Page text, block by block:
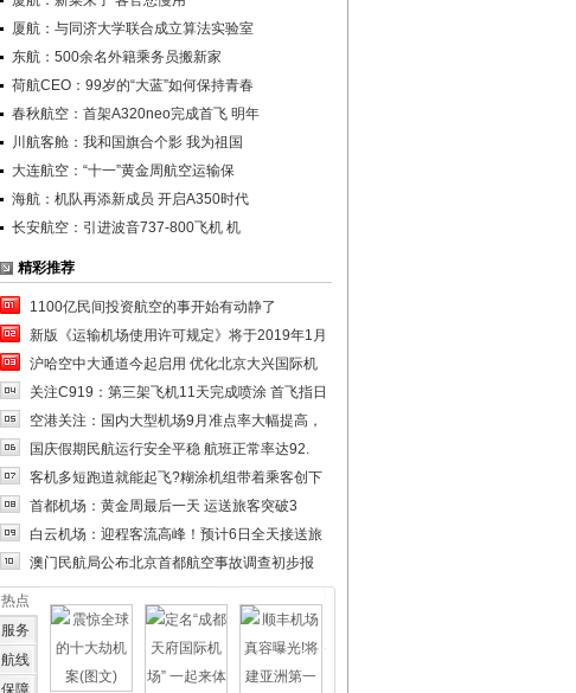
厦航：与同济大学联合成立算法实验室
东航：500余名外籍乘务员搬新家
荷航CEO：99岁的“大蓝”如何保持青春
春秋航空：首架A320neo完成首飞 明年
川航客舱：我和国旗合个影 我为祖国
大连航空：“十一”黄金周航空运输保
海航：机队再添新成员 开启A350时代
长安航空：引进波音737-800飞机 机
精彩推荐
1100亿民间投资航空的事开始有动静了
新版《运输机场使用许可规定》将于2019年1月
沪哈空中大通道今起启用 优化北京大兴国际机
关注C919：第三架飞机11天完成喷涂 首飞指日
空港关注：国内大型机场9月准点率大幅提高，
国庆假期民航运行安全平稳 航班正常率达92.
客机多短跑道就能起飞?糊涂机组带着乘客创下
首都机场：黄金周最后一天 运送旅客突破3
白云机场：迎程客流高峰！预计6日全天接送旅
澳门民航局公布北京首都航空事故调查初步报
热点
服务
航线
保障